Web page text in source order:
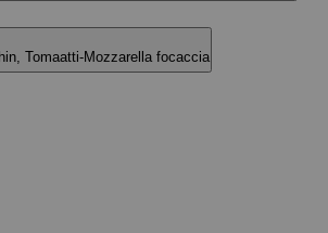
Tomaatti-Mozzarella focaccia